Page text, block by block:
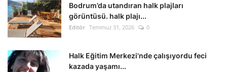
Bodrum’da utandıran halk plajları
görüntüsü. halk plajı...
Editör Temmuz 31, 2026 0
Halk Eğitim Merkezi'nde çalışıyordu feci
kazada yaşamı...